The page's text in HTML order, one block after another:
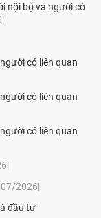
nội bộ và người có
có liên quan
có liên quan
có liên quan
2026|
đầu tư